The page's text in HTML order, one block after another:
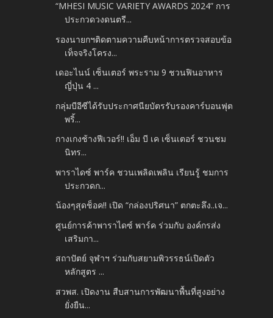
“MHESI MUSIC VARIETY AWARDS 2024” การ
ประกวดวงดนตรี...
รองนายกฯติดตามความคืบหน้าการตรวจสอบข้อ
เท็จจริงโครง...
เดอะไนน์ เซ็นเตอร์ พระราม 9 ชวนฟินอาหาร
ญี่ปุ่น 4 ...
กลุ่มบีอีซีได้รับประกาศนียบัตรรับรองคาร์บอนฟุต
พริ้...
กางเกงช้างฟีเวอร์!! เอ็ม บี เค เซ็นเตอร์ ชวนชม
นิทร...
พาราไดซ์ พาร์ค ชวนเพลิดเพลิน เรียนรู้ ชมการ
ประกวดก...
น้องๆสุดช็อค!! เปิด “กล่องปริศนา” ตกตะลึง..เจ...
ศูนย์การค้าพาราไดซ์ พาร์ค ร่วมกับ องค์กรส่ง
เสริมกา...
สถาปัตย์ จุฬาฯ ร่วมกับสยามพิวรรธน์เปิดตัว
หลักสูตร ...
สวพส. เปิดงาน สืบสานการพัฒนาพื้นที่สูงอย่าง
ยั่งยืน...